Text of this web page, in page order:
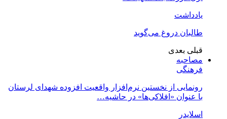
یادداشت
طالبان دروغ می‌گوید
قبلی بعدی
مصاحبه
فرهنگی
رونمایی از نخستین نرم‌افزار واقعیت افزوده شهدای لرستان
با عنوان «افلاکی‌ها» در حاشیه…
اسلایدر